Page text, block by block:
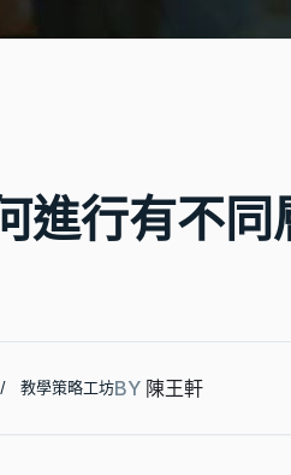
進行有不
BY 陳王軒
教學策略工坊